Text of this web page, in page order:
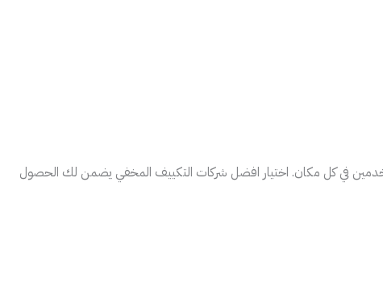
في كل مكان. اختيار افضل شركات التكييف المخفي يضمن لك الحصول